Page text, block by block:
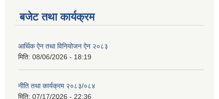
बजेट तथा कार्यक्रम
आर्थिक ऐन तथा विनियोजन ऐन २०८३
मिति: 08/06/2026 - 18:19
नीति तथा कार्यक्रम २०८३/०८४
मिति: 07/17/2026 - 22:36